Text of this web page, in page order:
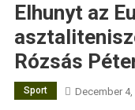
Elhunyt az
Rózsás
Sport December 4,